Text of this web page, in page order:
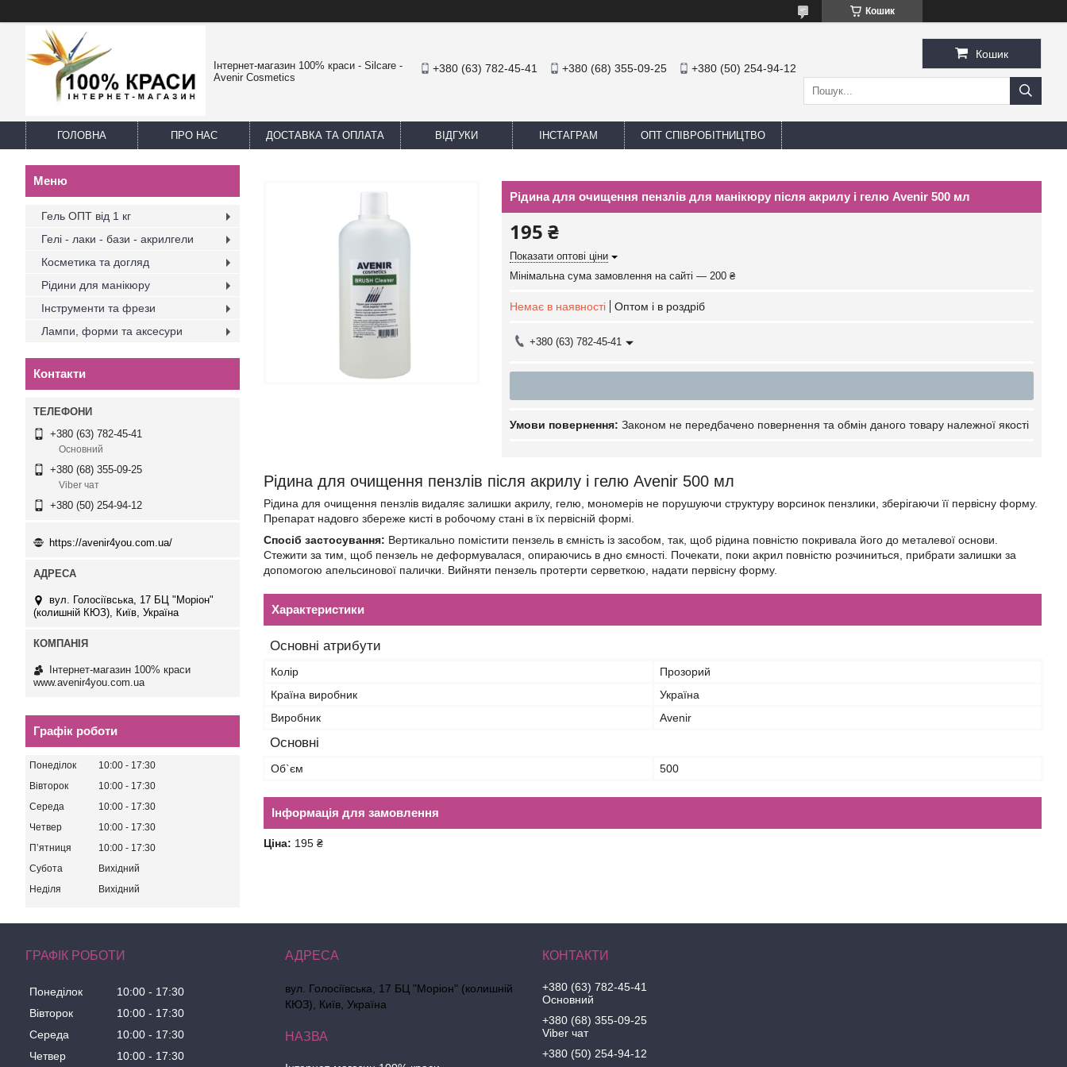
Кошик
Інтернет-магазин 100% краси - Silcare -
Avenir Cosmetics
+380 (63) 782-45-41 +380 (68) 355-09-25 +380 (50) 254-94-12
Кошик
ГОЛОВНА ПРО НАС ДОСТАВКА ТА ОПЛАТА ВІДГУКИ ІНСТАГРАМ ОПТ СПІВРОБІТНИЦТВО
Рідина для очищення пензлів для манікюру після акрилу і гелю Avenir 500 мл
195 ₴
Показати оптові ціни
Мінімальна сума замовлення на сайті — 200 ₴
Немає в наявності Оптом і в роздріб
+380 (63) 782-45-41
Законом не передбачено повернення та обмін даного товару належної якості
Рідина для очищення пензлів після акрилу і гелю Avenir 500 мл
Рідина для очищення пензлів видаляє залишки акрилу, гелю, мономерів не порушуючи структуру ворсинок пензлики, зберігаючи її первісну форму.
Препарат надовго збереже кисті в робочому стані в їх первісній формі.
Спосіб застосування: Вертикально помістити пензель в ємність із засобом, так, щоб рідина повністю покривала його до металевої основи.
Стежити за тим, щоб пензель не деформувалася, опираючись в дно ємності. Почекати, поки акрил повністю розчиниться, прибрати залишки за
допомогою апельсинової палички. Вийняти пензель протерти серветкою, надати первісну форму.
Характеристики
Основні атрибути
Колір
Прозорий
Країна виробник
Україна
Виробник
Avenir
Основні
Об`єм 500
Інформація для замовлення
Ціна: 195 ₴
Гель ОПТ від 1 кг
Гелі - лаки - бази - акрилгели
Косметика та догляд
Рідини для манікюру
Інструменти та фрези
Лампи, форми та аксесури
Контакти
+380 (63) 782-45-41
Основний
+380 (68) 355-09-25
Viber чат
+380 (50) 254-94-12
https://avenir4you.com.ua/
вул. Голосіївська, 17 БЦ "Моріон"
(колишній КЮЗ), Київ, Україна
Інтернет-магазин 100% краси
www.avenir4you.com.ua
Графік роботи
Понеділок 10:00
17:30
Вівторок
10:00
17:30
Середа
10:00
17:30
Четвер
10:00
17:30
Пʼятниця
10:00
17:30
Субота
Вихідний
Неділя
Вихідний
ГРАФІК РОБОТИ
Понеділок 10:00
17:30
Вівторок
10:00
17:30
Середа
10:00
17:30
Четвер
10:00 17:30
вул. Голосіївська, 17 БЦ "Моріон" (колишній
КЮЗ), Київ, Україна
+380 (63) 782-45-41
Основний
+380 (68) 355-09-25
Viber чат
+380 (50) 254-94-12